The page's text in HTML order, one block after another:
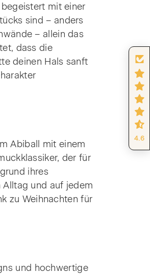
mit einer
sind – anders
– allein das
dass die
deinen Hals sanft
Abiball mit einem
der für
ihres
und auf jedem
zu Weihnachten für
und hochwertige
4.6